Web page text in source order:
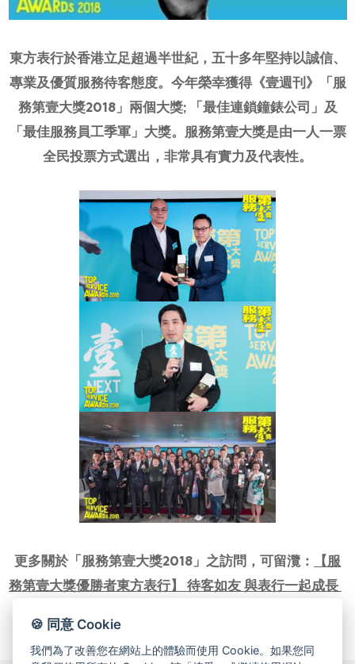
香港特別行政區
腕表維修
聯絡我們
會員
登入
會員尊享
简体中文 | English
東方表行於香港立足超過半世紀，五十多年堅持以誠信、
專業及優質服務待客態度。今年榮幸獲得《壹週刊》「服
務第壹大獎2018」兩個大獎; 「最佳連鎖鐘錶公司」及
「最佳服務員工季軍」大獎。服務第壹大獎是由一人一票
全民投票方式選出，非常具有實力及代表性。
更多關於「服務第壹大獎2018」之訪問，可留灠：
【服
務第壹大獎優勝者東方表行】 待客如友 與表行一起成長
🍪 同意 Cookie
我們為了改善您在網站上的體驗而使用 Cookie。如果您同